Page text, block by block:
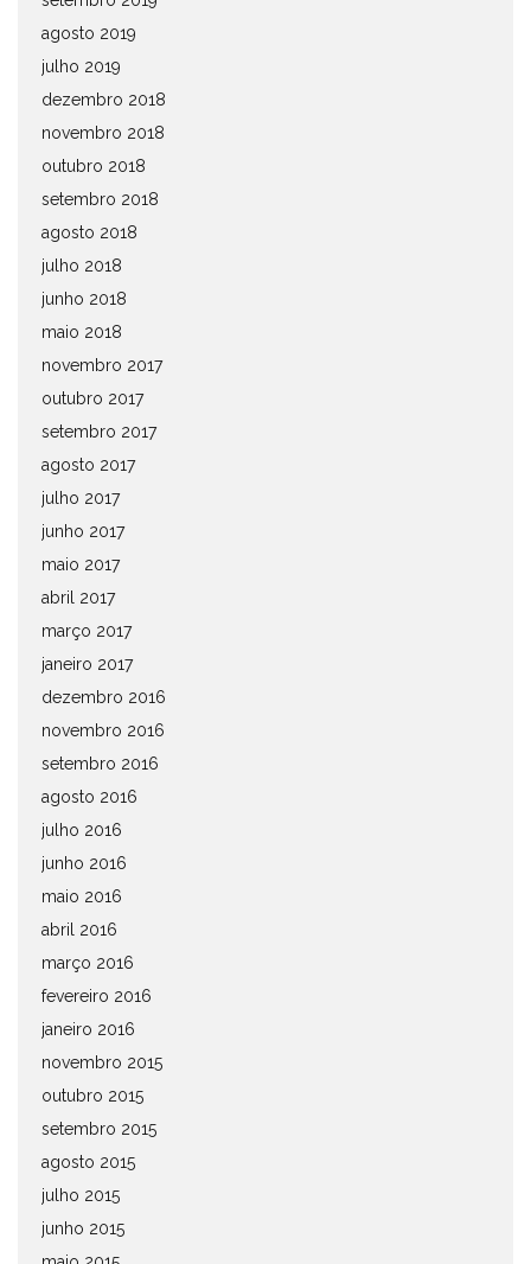
agosto 2019
julho 2019
dezembro 2018
novembro 2018
outubro 2018
setembro 2018
agosto 2018
julho 2018
junho 2018
maio 2018
novembro 2017
outubro 2017
setembro 2017
agosto 2017
julho 2017
junho 2017
maio 2017
abril 2017
março 2017
janeiro 2017
dezembro 2016
novembro 2016
setembro 2016
agosto 2016
julho 2016
junho 2016
maio 2016
abril 2016
março 2016
fevereiro 2016
janeiro 2016
novembro 2015
outubro 2015
setembro 2015
agosto 2015
julho 2015
junho 2015